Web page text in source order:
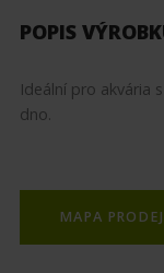
POPIS
Ideální pro akvária
dno.
MAPA